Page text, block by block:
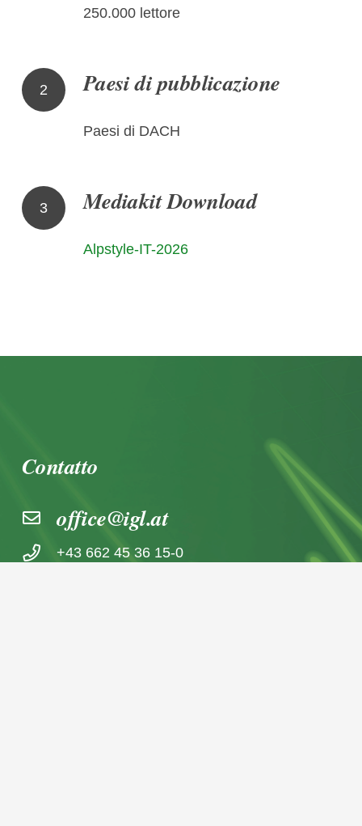
250.000 lettore
2 Paesi di pubblicazione
Paesi di DACH
3 Mediakit Download
Alpstyle-IT-2026
Contatto
office@igl.at
+43 662 45 36 15-0